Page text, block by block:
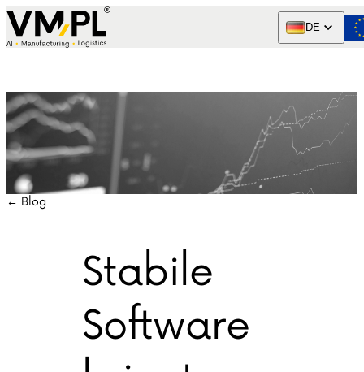
Skip to content
DE
← Blog
Stabile
Software